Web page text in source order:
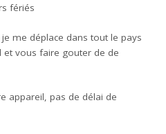
fériés
me déplace dans tout le pays
et vous faire gouter de de
appareil, pas de délai de